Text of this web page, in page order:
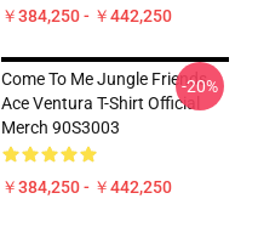
￥384,250 - ￥442,250
Come To Me Jungle Friends
Ace Ventura T-Shirt Official
Merch 90S3003
￥384,250 - ￥442,250
-20%